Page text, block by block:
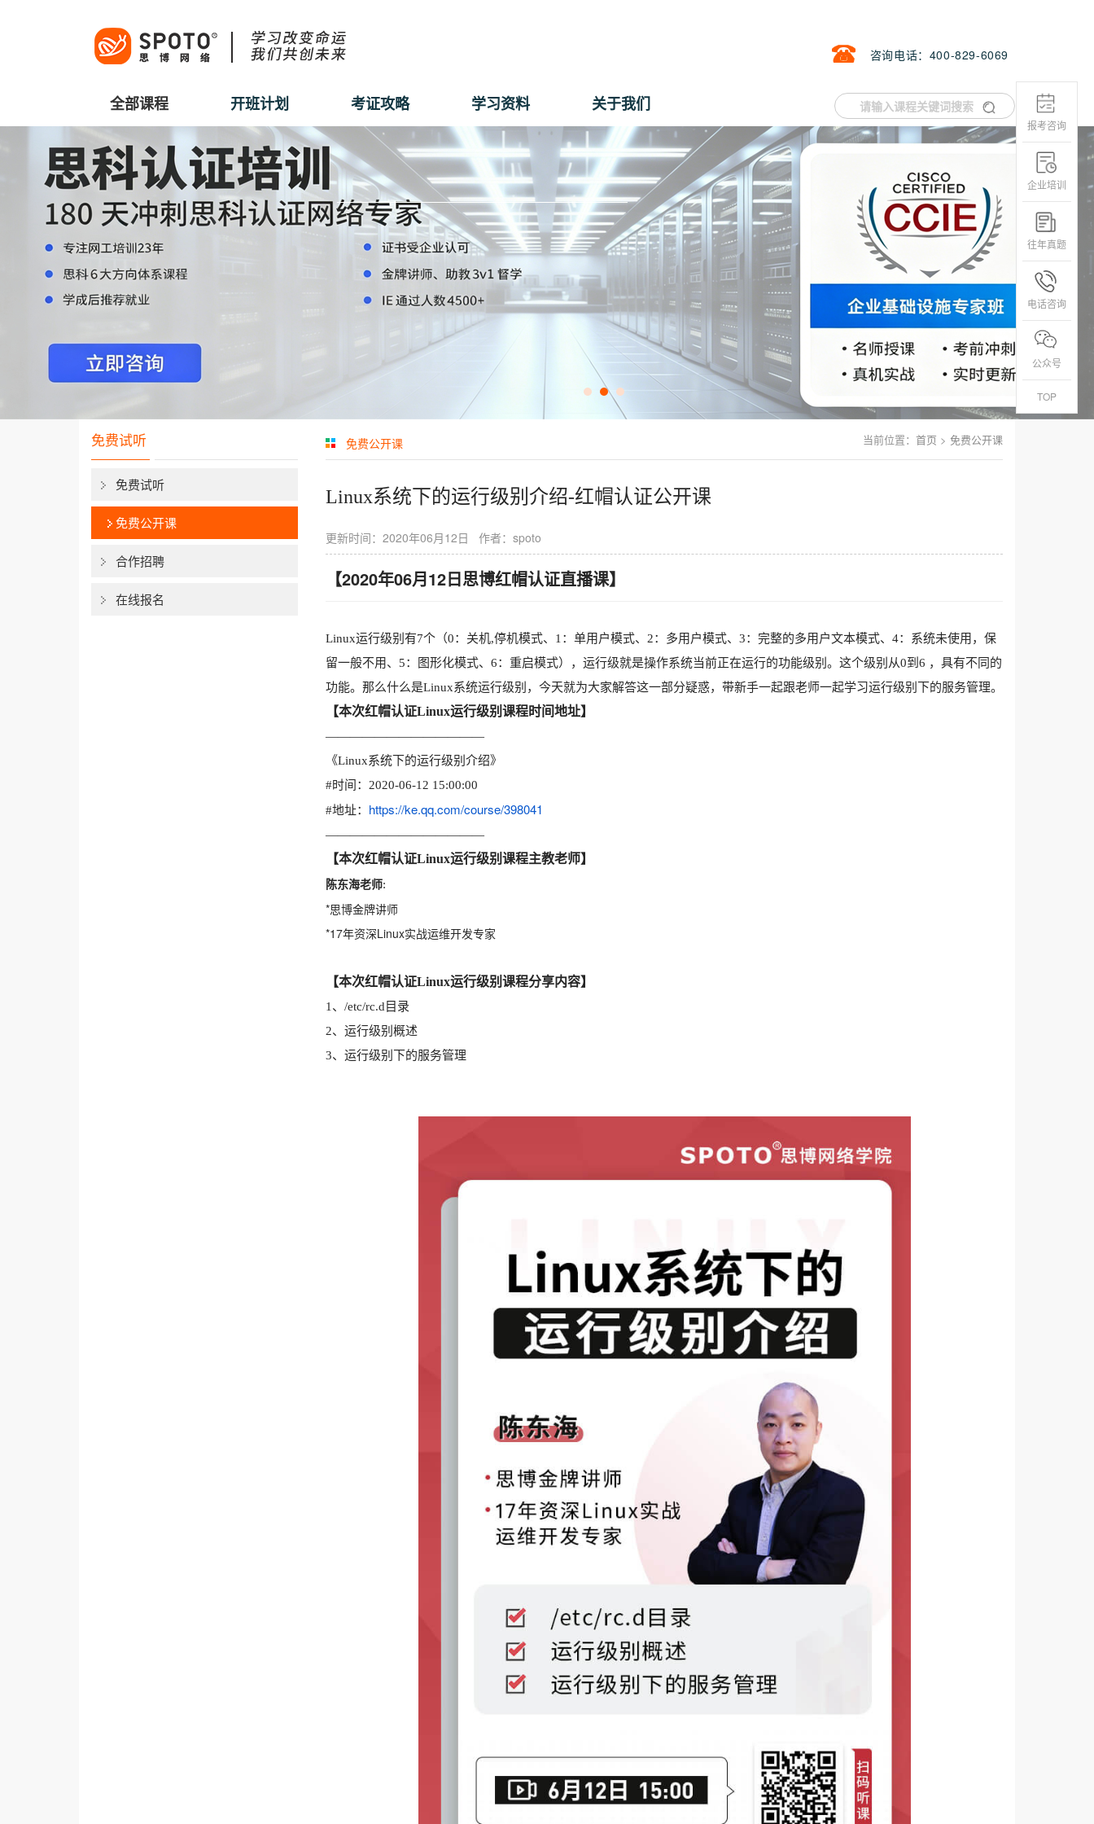
咨询电话：400-829-6069
全部课程 开班计划 考证攻略 学习资料 关于我们
免费试听
免费试听
免费公开课
合作招聘
在线报名
免费公开课 当前位置： 首页 > 免费公开课
Linux系统下的运行级别介绍-红帽认证公开课
更新时间：2020年06月12日 作者：spoto
【2020年06月12日思博红帽认证直播课】
Linux运行级别有7个（0：关机,停机模式、1：单用户模式、2：多用户模式、3：完整的多用户文本模式、4：系统未使用，保
留一般不用、5：图形化模式、6：重启模式），运行级就是操作系统当前正在运行的功能级别。这个级别从0到6 ，具有不同的
功能。那么什么是Linux系统运行级别，今天就为大家解答这一部分疑惑，带新手一起跟老师一起学习运行级别下的服务管理。
【本次红帽认证Linux运行级别课程时间地址】
—————————————
《Linux系统下的运行级别介绍》
#时间：2020-06-12 15:00:00
#地址： https://ke.qq.com/course/398041
—————————————
【本次红帽认证Linux运行级别课程主教老师】
陈东海老师:
*思博金牌讲师
*17年资深Linux实战运维开发专家
【本次红帽认证Linux运行级别课程分享内容】
1、/etc/rc.d目录
2、运行级别概述
3、运行级别下的服务管理
报考咨询
企业培训
往年真题
电话咨询
公众号
TOP